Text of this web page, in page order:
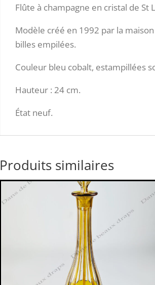
Flûte à champagne en cristal de St
Modèle créé en 1992 par la
billes empilées.
Couleur bleu cobalt, estampillées
Hauteur : 24 cm.
État neuf.
Produits similaires